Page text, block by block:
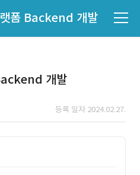
폼 Backend 개발
개발
등록 일자 2024.02.27.